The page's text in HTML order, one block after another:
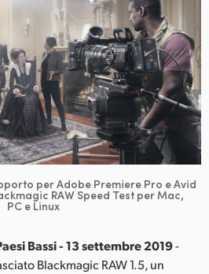
per Adobe Premiere Pro e Avid
RAW Speed Test per Mac,
PC e Linux
Bassi - 13 settembre 2019-
Blackmagic RAW 1.5, un